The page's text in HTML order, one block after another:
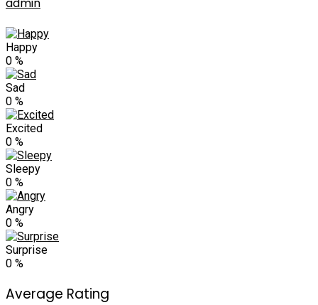
Happy
0 %
Sad
0 %
Excited
0 %
Sleepy
0 %
Angry
0 %
Surprise
0 %
Average Rating